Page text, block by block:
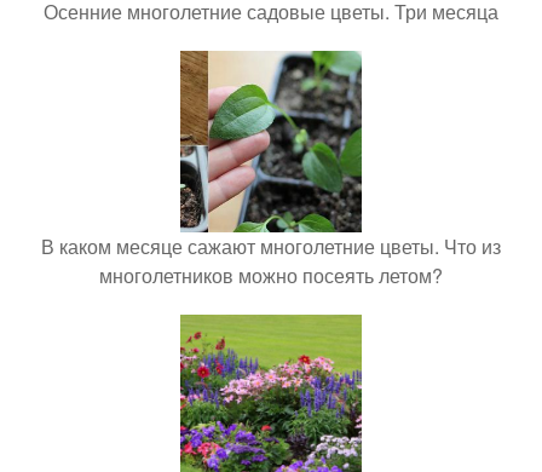
Осенние многолетние садовые цветы. Три месяца
В каком месяце сажают многолетние цветы. Что из
многолетников можно посеять летом?